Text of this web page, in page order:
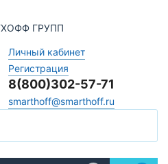
Личный кабинет
Регистрация
8(800)302-57-71
smarthoff@smarthoff.ru